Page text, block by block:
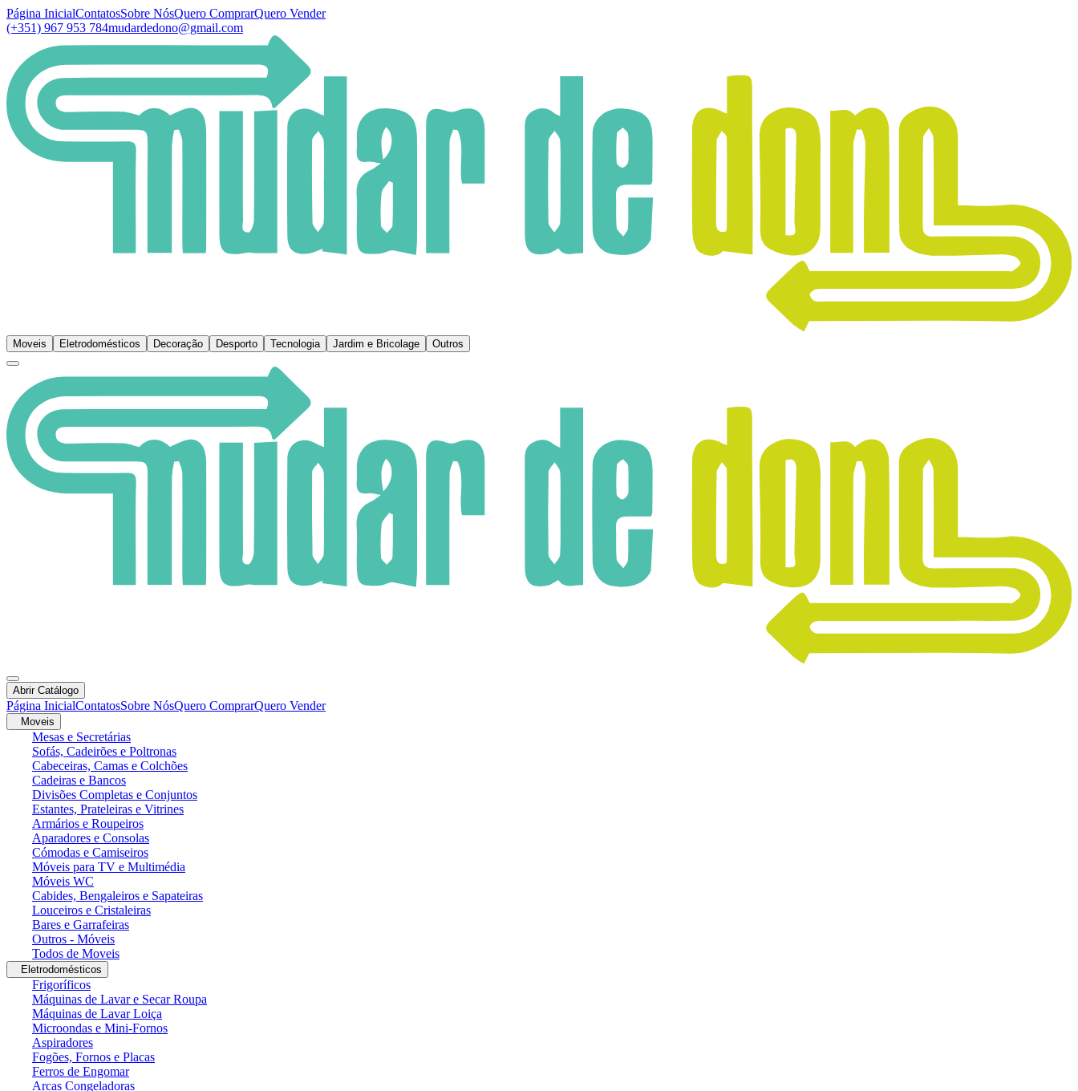
Página InicialContatosSobre NósQuero ComprarQuero Vender
(+351) 967 953 784mudardedono@gmail.com
Moveis Eletrodomésticos Decoração Desporto Tecnologia Jardim e Bricolage Outros
Abrir Catálogo
Página InicialContatosSobre NósQuero ComprarQuero Vender
Moveis
Mesas e Secretárias
Sofás, Cadeirões e Poltronas
Cabeceiras, Camas e Colchões
Cadeiras e Bancos
Divisões Completas e Conjuntos
Estantes, Prateleiras e Vitrines
Armários e Roupeiros
Aparadores e Consolas
Cómodas e Camiseiros
Móveis para TV e Multimédia
Móveis WC
Cabides, Bengaleiros e Sapateiras
Louceiros e Cristaleiras
Bares e Garrafeiras
Outros - Móveis
Todos de Moveis
Eletrodomésticos
Frigoríficos
Máquinas de Lavar e Secar Roupa
Máquinas de Lavar Loiça
Microondas e Mini-Fornos
Aspiradores
Fogões, Fornos e Placas
Ferros de Engomar
Arcas Congeladoras